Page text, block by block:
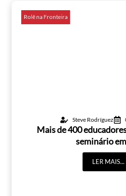
Rolê na Fronteira
Steve Rodríguez
Mais de 400
seminário
LER MAIS...